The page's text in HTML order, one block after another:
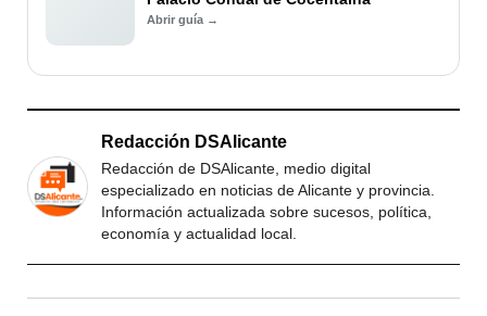
Abrir guía →
Redacción DSAlicante
Redacción de DSAlicante, medio digital
especializado en noticias de Alicante y provincia.
Información actualizada sobre sucesos, política,
economía y actualidad local.